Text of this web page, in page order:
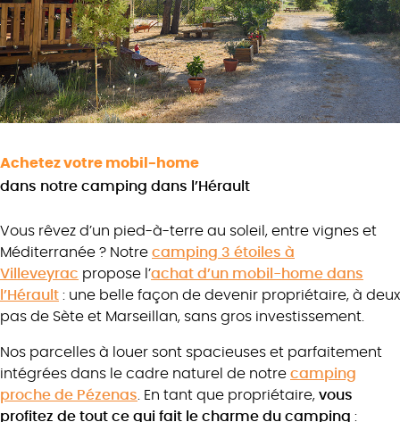
Achetez votre mobil-home
dans notre camping dans l’Hérault
Vous rêvez d’un pied-à-terre au soleil, entre vignes et
Méditerranée ? Notre camping 3 étoiles à
Villeveyrac propose l’achat d’un mobil-home dans
l’Hérault : une belle façon de devenir propriétaire, à deux
pas de Sète et Marseillan, sans gros investissement.
Nos parcelles à louer sont spacieuses et parfaitement
intégrées dans le cadre naturel de notre camping
proche de Pézenas. En tant que propriétaire, vous
profitez de tout ce qui fait le charme du camping :